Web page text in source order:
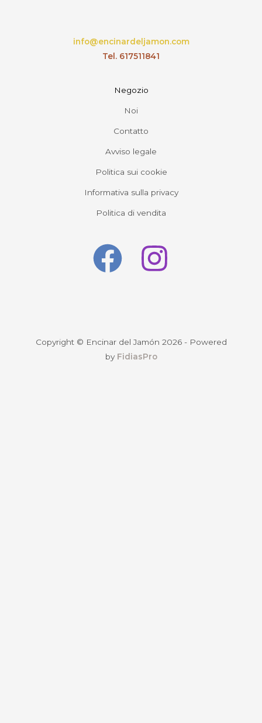
info@encinardeljamon.com
Tel. 617511841
Negozio
Noi
Contatto
Avviso legale
Politica sui cookie
Informativa sulla privacy
Politica di vendita
Copyright © Encinar del Jamón 2026 - Powered
by FidiasPro